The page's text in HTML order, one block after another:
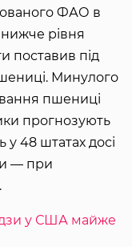
ФАО в
нижче рівня
поставив під
Минулого
пшениці
прогнозують
у 48 штатах досі
— при
у США майже